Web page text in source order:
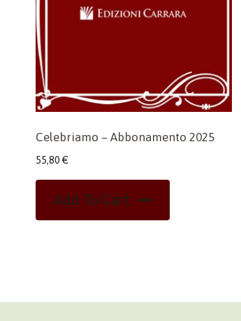
Celebriamo – Abbonamento 2025
55,80 €
Add To Cart